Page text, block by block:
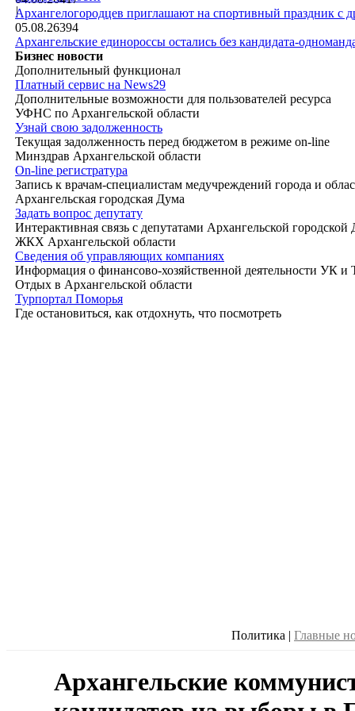
|Архангелогородцев приглашают на спортивный праздник с
05.08.26394
Архангельские единороссы остались без кандидата-
Бизнес новости
Дополнительный функционал
Платный сервис на News29
Дополнительные возможности для пользователей ресурса
УФНС по Архангельской области
Узнай свою задолженность
Текущая задолженность перед бюджетом в режиме on-line
Минздрав Архангельской области
On-line регистратура
Запись к врачам-специалистам медучреждений города и
Архангельская городская Дума
Задать вопрос депутату
Интерактивная связь с депутатами Архангельской
ЖКХ Архангельской области
Сведения об управляющих компаниях
Информация о финансово-хозяйственной деятельности УК
Отдых в Архангельской области
Турпортал Поморья
Где остановиться, как отдохнуть, что посмотреть
Политика | Главные
Архангельские